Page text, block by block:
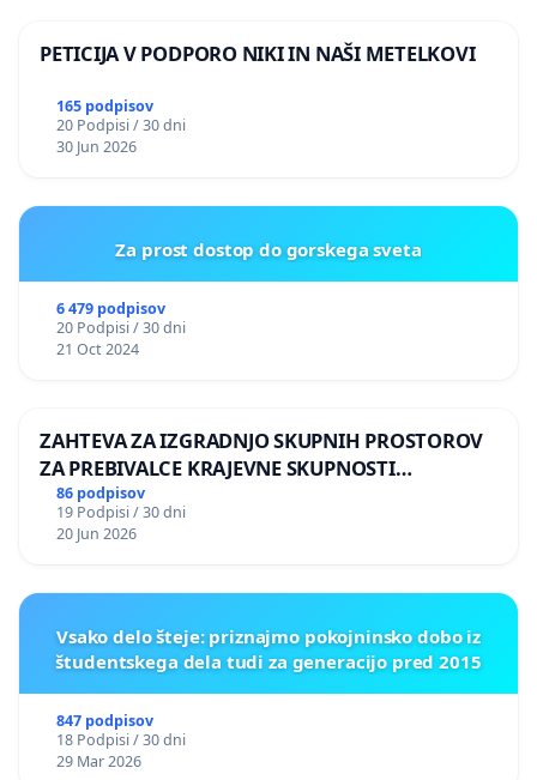
PETICIJA V PODPORO NIKI IN NAŠI METELKOVI
165 podpisov
20 Podpisi / 30 dni
30 Jun 2026
Za prost dostop do gorskega sveta
6 479 podpisov
20 Podpisi / 30 dni
21 Oct 2024
ZAHTEVA ZA IZGRADNJO SKUPNIH PROSTOROV
ZA PREBIVALCE KRAJEVNE SKUPNOSTI
PRESTRANEK
86 podpisov
19 Podpisi / 30 dni
20 Jun 2026
Vsako delo šteje: priznajmo pokojninsko dobo iz
študentskega dela tudi za generacijo pred 2015
847 podpisov
18 Podpisi / 30 dni
29 Mar 2026